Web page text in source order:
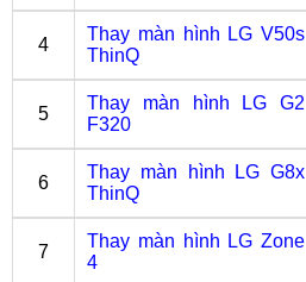
4
Thay màn hình LG V50s
ThinQ
5
Thay màn hình LG G2
F320
6
Thay màn hình LG G8x
ThinQ
7
Thay màn hình LG Zone
4